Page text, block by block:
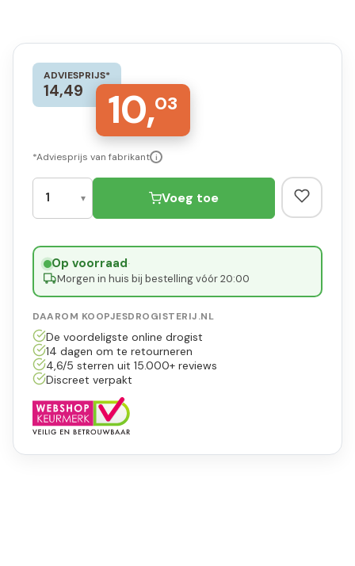
ADVIESPRIJS*
14,49 10,03
*Adviesprijs van fabrikant i
Voeg toe
Op voorraad·
Morgen in huis bij bestelling vóór 20:00
DAAROM KOOPJESDROGISTERIJ.NL
De voordeligste online drogist
14 dagen om te retourneren
4,6/5 sterren uit 15.000+ reviews
Discreet verpakt